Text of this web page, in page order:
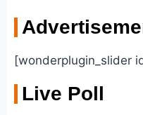
[wonderplugin_slider
Live Poll